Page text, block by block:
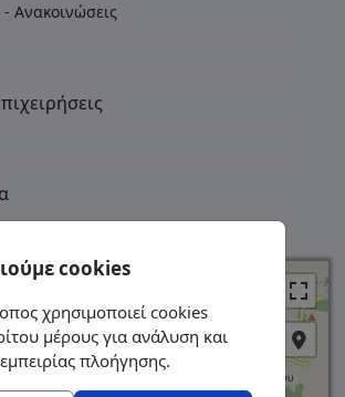
Ανακοινώσεις
cookies
χρησιμοποιεί cookies
μέρους για ανάλυση και
πλοήγησης.